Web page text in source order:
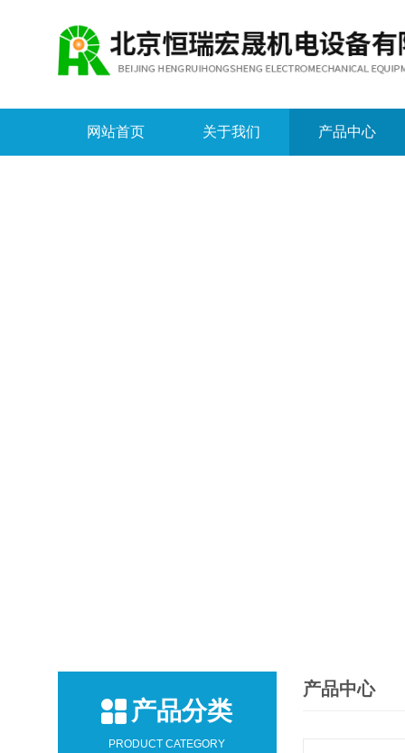
网站首页 关于我们 产品中心
产品分类
PRODUCT CATEGORY
产品中心